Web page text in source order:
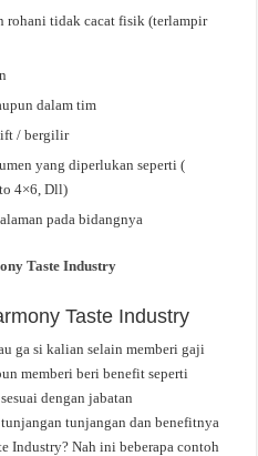
rohani tidak cacat fisik (terlampir
dalam tim
/ bergilir
yang diperlukan seperti (
4×6, Dll)
pada bidangnya
Taste Industry
Taste Industry
ga si kalian selain memberi gaji
memberi beri benefit seperti
dengan jabatan
tunjangan dan benefitnya
Industry? Nah ini beberapa contoh